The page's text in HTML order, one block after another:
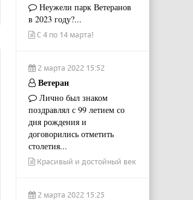
Неужели парк Ветеранов
в 2023 году?...
С 4 по 14 марта!
2 марта 2022 15:52
Ветеран
Лично был знаком
поздравлял с 99 летием со
дня рождения и
договорились отметить
столетия...
Красивый и достойный век
2 марта 2022 15:25